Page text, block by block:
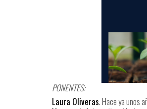
PONENTES:
Laura Oliveras. Hace ya unos